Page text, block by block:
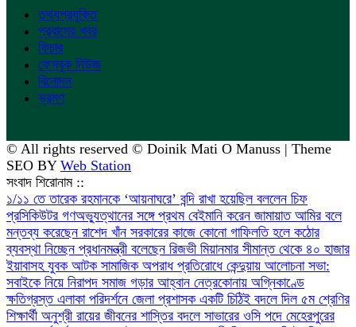
তথ্যপ্রযুক্তি
প্রবাসের খবর
ফিচার
ফেসবুক নিউজ
বিনোদন
ভ্রমণ
© All rights reserved © Doinik Mati O Manuss | Theme
SEO BY Web Station
সংবাদ শিরোনাম ::
১/১১ তে তারেক রহমানকে ‘আয়নাঘরে’ বন্দি রাখা হয়েছিল বললেন চিফ
প্রসিকিউটর গণঅভ্যুত্থানের সঙ্গে প্রথম বেইমানি করেন জামায়াত আমির বলে
মন্তব্য করেছেন রাশেদ খাঁন সরকারের কাজে কোনো গাফিলতি হলে কঠোর
ব্যবস্থা নিচ্ছেন প্রধানমন্ত্রী বলেছেন রিজভী মিয়ানমার সীমান্ত থেকে ৪০ হাজার
ইয়াবাসহ যুবক আটক সামাজিক অপরাধ প্রতিরোধে কেন্দুয়ায় আলোচনা সভা:
সবাইকে নিয়ে নিরাপদ সমাজ গড়ার আহ্বান নেত্রকোনায় অগ্নিকাণ্ডে
ক্ষতিগ্রস্ত এলাকা পরিদর্শনে জেলা প্রশাসক একটি চিঠিই বদলে দিল ৫ম শ্রেণির
শিক্ষার্থী অনুশ্রী রায়ের জীবনের শাস্তির বদলে সাভারের ওসি পদে মেহেরপুরের